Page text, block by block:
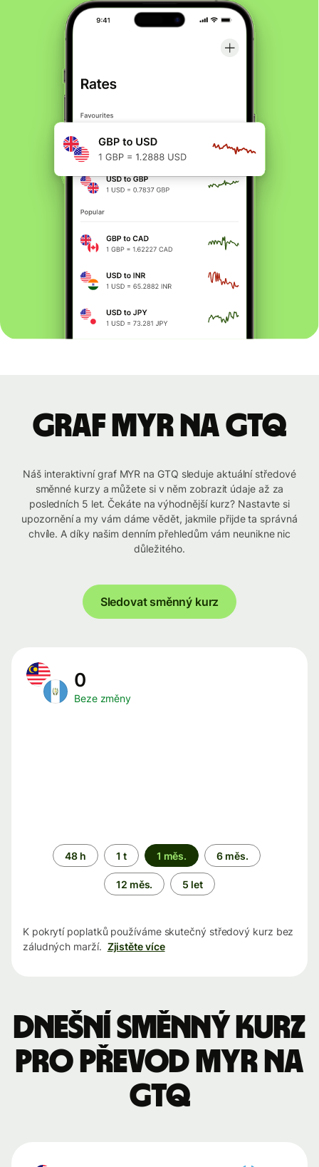
graf MYR na GTQ
Náš interaktivní graf MYR na GTQ sleduje aktuální středové
směnné kurzy a můžete si v něm zobrazit údaje až za
posledních 5 let. Čekáte na výhodnější kurz? Nastavte si
upozornění a my vám dáme vědět, jakmile přijde ta správná
chvíle. A díky našim denním přehledům vám neunikne nic
důležitého.
Sledovat směnný kurz
0
Beze změny
Časové
období
48 h 1 t 1 měs. 6 měs.
12 měs. 5 let
K pokrytí poplatků používáme skutečný středový kurz bez
záludných marží. Zjistěte více
Dnešní směnný kurz
pro převod MYR na
GTQ